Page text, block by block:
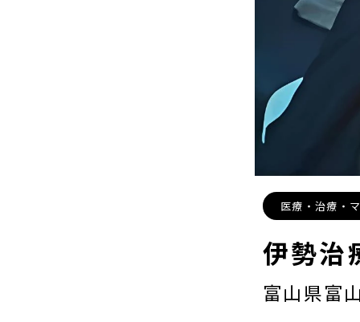
医療・治療・
伊勢治
富山県富